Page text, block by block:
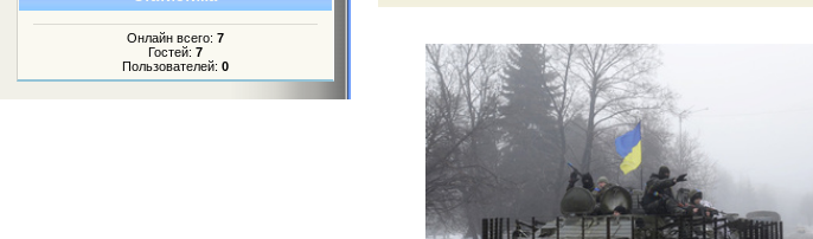
Онлайн всего: 7
Гостей: 7
Пользователей: 0